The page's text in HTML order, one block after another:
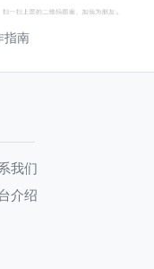
指南
我们
介绍